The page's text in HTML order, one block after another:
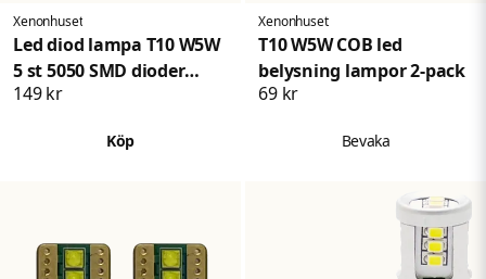
Xenonhuset
Led diod lampa T10 W5W
5 st 5050 SMD dioder
canbus 2-pack
149 kr
Köp
Xenonhuset
T10 W5W COB led
belysning lampor 2-pack
69 kr
Bevaka